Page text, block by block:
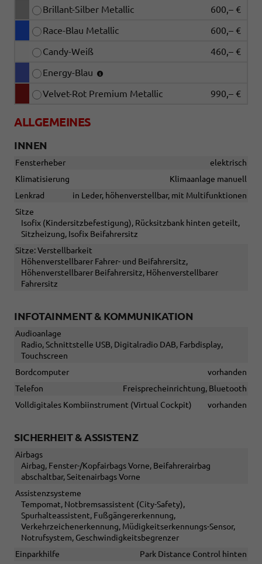
Brillant-Silber Metallic
600,– €
Race-Blau Metallic
600,– €
Candy-Weiß
460,– €
Energy-Blau
Velvet-Rot Premium Metallic
990,– €
ALLGEMEINES
INNEN
Fensterheber
elektrisch
Klimatisierung
Klimaanlage manuell
Lenkrad
in Leder, höhenverstellbar, mit Multifunktionen
Sitze
Isofix (Kindersitzbefestigung), Rücksitzbank hinten geteilt,
Sitzheizung, Isofix Beifahrersitz
Sitze: Verstellbarkeit
Höhenverstellbarer Fahrer- und Beifahrersitz,
Höhenverstellbarer Beifahrersitz, Höhenverstellbarer
Fahrersitz
INFOTAINMENT & KOMMUNIKATION
Audioanlage
Radio, Schnittstelle USB, Digitalradio DAB, Farbdisplay,
Touchscreen
Bordcomputer
vorhanden
Telefon
Freisprecheinrichtung, Bluetooth
Volldigitales Kombiinstrument (Virtual Cockpit)
vorhanden
SICHERHEIT & ASSISTENZ
Airbags
Airbag, Fenster-/Kopfairbags Vorne, Beifahrerairbag
abschaltbar, Seitenairbags Vorne
Assistenzsysteme
Tempomat, Notbremsassistent (City-Safety),
Spurhalteassistent, Fußgängererkennung,
Verkehrzeichenerkennung, Müdigkeitserkennungs-Sensor,
Notrufsystem, Geschwindigkeitsbegrenzer
Einparkhilfe
Park Distance Control hinten